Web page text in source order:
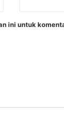
ini untuk